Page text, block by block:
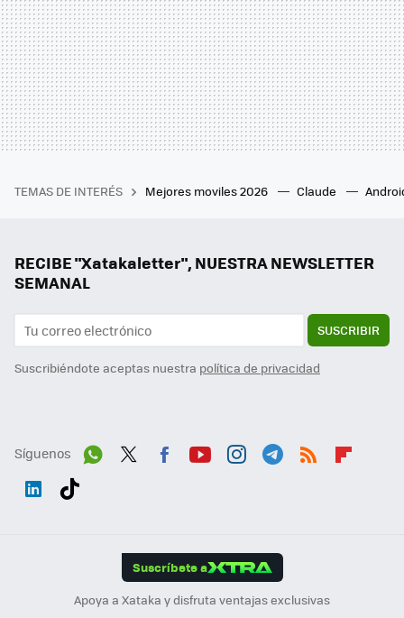
TEMAS DE INTERÉS Mejores moviles 2026 Claude
RECIBE "Xatakaletter", NUESTRA NEWSLETTER
SEMANAL
SUSCRIBIR
Suscribiéndote aceptas nuestra política de privacidad
Síguenos
Suscríbete a
Apoya a Xataka y disfruta ventajas exclusivas